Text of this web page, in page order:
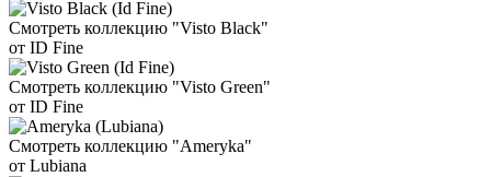
Смотреть коллекцию "Visto Black"
от ID Fine
Смотреть коллекцию "Visto Green"
от ID Fine
Смотреть коллекцию "Ameryka"
от Lubiana